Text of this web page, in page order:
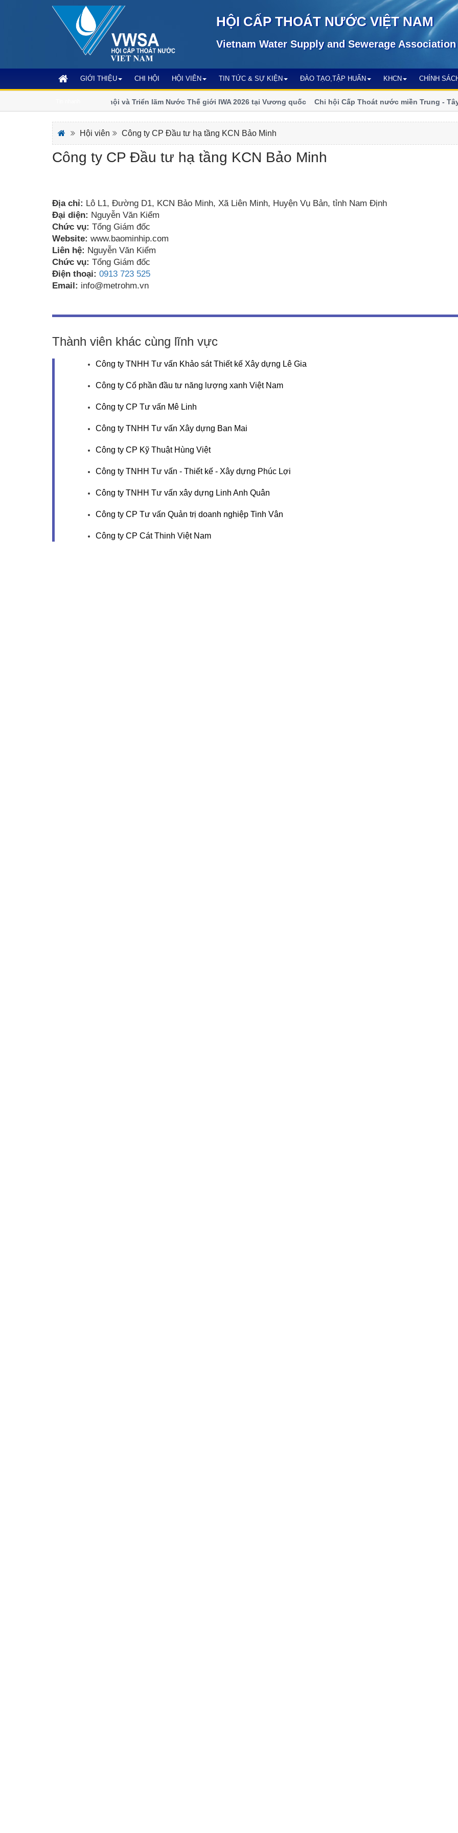
HỘI CẤP THOÁT NƯỚC VIỆT NAM
Vietnam Water Supply and Sewerage Association
GIỚI THIỆU CHI HỘI HỘI VIÊN TIN TỨC & SỰ KIỆN ĐÀO TẠO,TẬP HUẤN KHCN CHÍNH
Đăng ký tham dự Đại hội và Triển lãm Nước Thế giới IWA 2026 tại Vương quốc
Anh
Chi hội Cấp Thoát nước miền Trung - Tây
số
Hội viên Công ty CP Đầu tư hạ tầng KCN Bảo Minh
Công ty CP Đầu tư hạ tầng KCN Bảo Minh
Địa chỉ: Lô L1, Đường D1, KCN Bảo Minh, Xã Liên Minh, Huyện Vụ Bản, tỉnh Nam Định
Đại diện: Nguyễn Văn Kiểm
Chức vụ: Tổng Giám đốc
Website: www.baominhip.com
Liên hệ: Nguyễn Văn Kiểm
Chức vụ: Tổng Giám đốc
Điện thoại: 0913 723 525
Email: info@metrohm.vn
Thành viên khác cùng lĩnh vực
Công ty TNHH Tư vấn Khảo sát Thiết kế Xây dựng Lê Gia
Công ty Cổ phần đầu tư năng lượng xanh Việt Nam
Công ty CP Tư vấn Mê Linh
Công ty TNHH Tư vấn Xây dựng Ban Mai
Công ty CP Kỹ Thuật Hùng Việt
Công ty TNHH Tư vấn - Thiết kế - Xây dựng Phúc Lợi
Công ty TNHH Tư vấn xây dựng Linh Anh Quân
Công ty CP Tư vấn Quản trị doanh nghiệp Tinh Vân
Công ty CP Cát Thinh Việt Nam